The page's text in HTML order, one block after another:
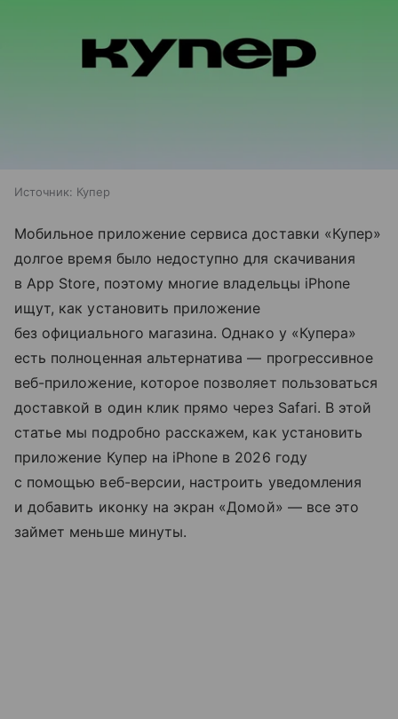
Источник: Купер
Мобильное приложение сервиса доставки «Купер»
долгое время было недоступно для скачивания
в App Store, поэтому многие владельцы iPhone
ищут, как установить приложение
без официального магазина. Однако у «Купера»
есть полноценная альтернатива — прогрессивное
веб-приложение, которое позволяет пользоваться
доставкой в один клик прямо через Safari. В этой
статье мы подробно расскажем, как установить
приложение Купер на iPhone в 2026 году
с помощью веб-версии, настроить уведомления
и добавить иконку на экран «Домой» — все это
займет меньше минуты.